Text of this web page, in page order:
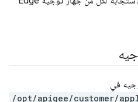
في
/opt/apigee/customer/